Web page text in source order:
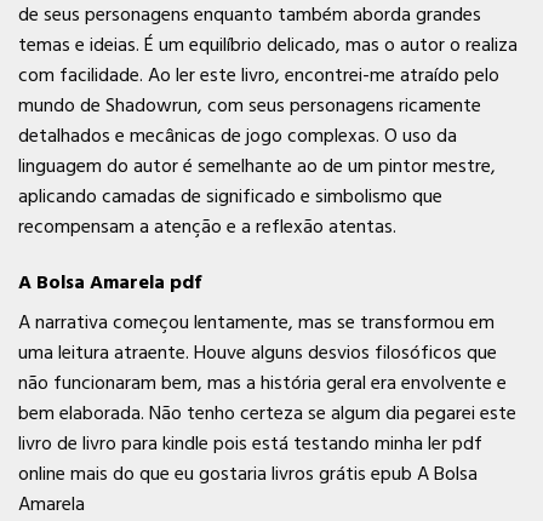
de seus personagens enquanto também aborda grandes
temas e ideias. É um equilíbrio delicado, mas o autor o realiza
com facilidade. Ao ler este livro, encontrei-me atraído pelo
mundo de Shadowrun, com seus personagens ricamente
detalhados e mecânicas de jogo complexas. O uso da
linguagem do autor é semelhante ao de um pintor mestre,
aplicando camadas de significado e simbolismo que
recompensam a atenção e a reflexão atentas.
A Bolsa Amarela pdf
A narrativa começou lentamente, mas se transformou em
uma leitura atraente. Houve alguns desvios filosóficos que
não funcionaram bem, mas a história geral era envolvente e
bem elaborada. Não tenho certeza se algum dia pegarei este
livro de livro para kindle pois está testando minha ler pdf
online mais do que eu gostaria livros grátis epub A Bolsa
Amarela